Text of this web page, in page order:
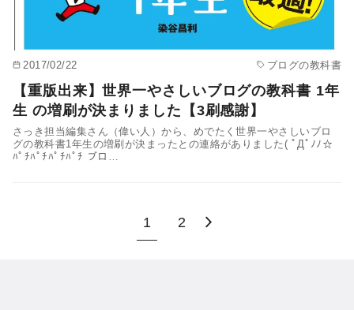
2017/02/22 ブログの教科書
【重版出来】世界一やさしいブログの教科書 1年
生 の増刷が決まりました【3刷感謝】
さっき担当編集さん（偉い人）から、めでたく世界一やさしいブロ
グの教科書1年生の増刷が決まったとの連絡がありました( ﾟДﾟﾉﾉ☆
ﾊﾟﾁﾊﾟﾁﾊﾟﾁﾊﾟﾁ ブロ…
1 2